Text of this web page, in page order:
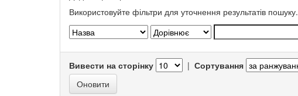
Використовуйте фільтри для уточнення результатів пошуку.
Вивести на сторінку | Сортування